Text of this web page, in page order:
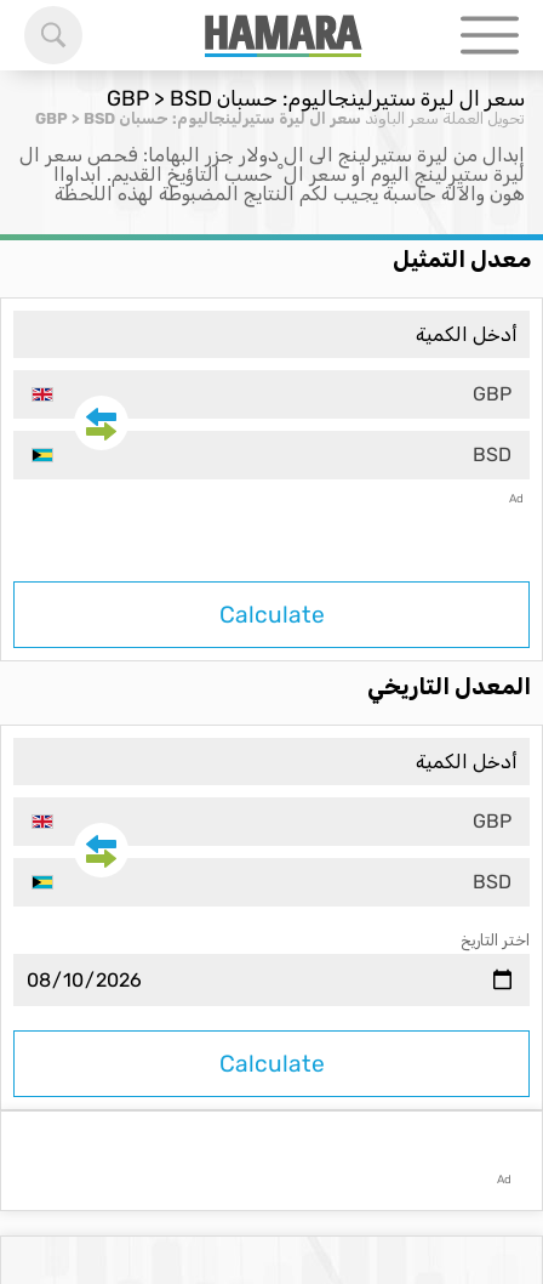
سعر ال ليرة ستيرلينجاليوم: حسبان GBP > BSD
تحويل العملة سعر الباوند سعر ال ليرة ستيرلينجاليوم: حسبان GBP > BSD
إبدال من ليرة ستيرلينج الى ال دولار جزر البهاما: فحص سعر ال
ليرة ستيرلينج اليوم او سعر ال ْ حسب التاؤيخ القديم. ابداواا
هون والآلة حاسبة يجيب لكم النتايج المضبوطة لهذه اللحظة
معدل التمثيل
GBP
BSD
Ad
Calculate
المعدل التاريخي
GBP
BSD
اختر التاريخ
Ad